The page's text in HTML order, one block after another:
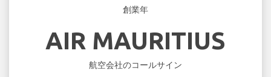
創業年
AIR MAURITIUS
航空会社のコールサイン